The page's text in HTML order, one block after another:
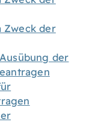
Zweck der
der